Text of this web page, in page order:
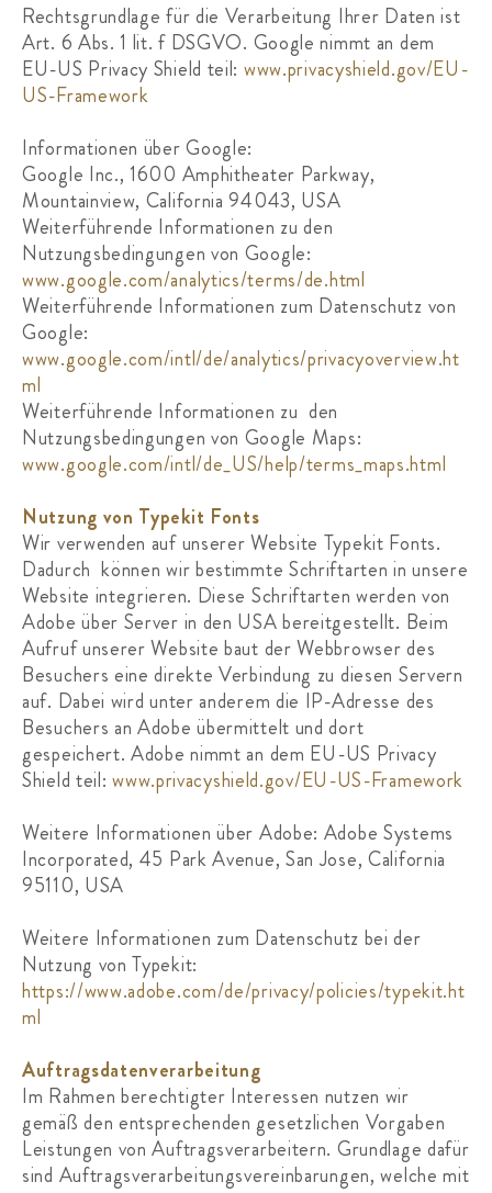
Rechtsgrundlage für die Verarbeitung Ihrer Daten ist
Art. 6 Abs. 1 lit. f DSGVO. Google nimmt an dem
EU-US Privacy Shield teil: www.privacyshield.gov/EU-
US-Framework
Informationen über Google:
Google Inc., 1600 Amphitheater Parkway,
Mountainview, California 94043, USA
Weiterführende Informationen zu den
Nutzungsbedingungen von Google:
www.google.com/analytics/terms/de.html
Weiterführende Informationen zum Datenschutz von
Google:
www.google.com/intl/de/analytics/privacyoverview.ht
ml
Weiterführende Informationen zu den
Nutzungsbedingungen von Google Maps:
www.google.com/intl/de_US/help/terms_maps.html
Nutzung von Typekit Fonts
Wir verwenden auf unserer Website Typekit Fonts.
Dadurch können wir bestimmte Schriftarten in unsere
Website integrieren. Diese Schriftarten werden von
Adobe über Server in den USA bereitgestellt. Beim
Aufruf unserer Website baut der Webbrowser des
Besuchers eine direkte Verbindung zu diesen Servern
auf. Dabei wird unter anderem die IP-Adresse des
Besuchers an Adobe übermittelt und dort
gespeichert. Adobe nimmt an dem EU-US Privacy
Shield teil:www.privacyshield.gov/EU-US-Framework
Weitere Informationen über Adobe: Adobe Systems
Incorporated, 45 Park Avenue, San Jose, California
95110, USA
Weitere Informationen zum Datenschutz bei der
Nutzung von Typekit:
https://www.adobe.com/de/privacy/policies/typekit.ht
ml
Auftragsdatenverarbeitung
Im Rahmen berechtigter Interessen nutzen wir
gemäß den entsprechenden gesetzlichen Vorgaben
Leistungen von Auftragsverarbeitern. Grundlage dafür
sind Auftragsverarbeitungsvereinbarungen, welche mit